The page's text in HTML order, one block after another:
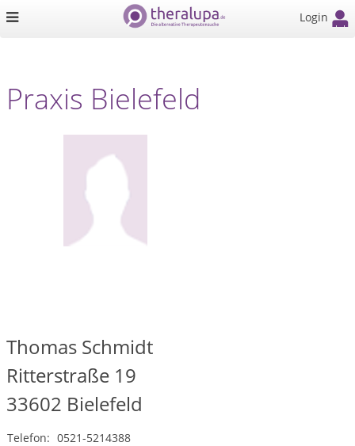
Login
Praxis Bielefeld
Thomas Schmidt
Ritterstraße 19
33602 Bielefeld
Telefon: 0521-5214388